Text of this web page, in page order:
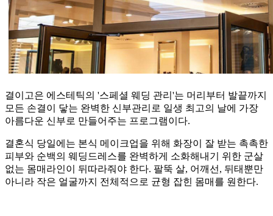
결이고은 에스테틱의 '스페셜 웨딩 관리'는 머리부터 발끝까지
모든 손결이 닿는 완벽한 신부관리로 일생 최고의 날에 가장
아름다운 신부로 만들어주는 프로그램이다.
결혼식 당일에는 본식 메이크업을 위해 화장이 잘 받는 촉촉한
피부와 순백의 웨딩드레스를 완벽하게 소화해내기 위한 군살
없는 몸매라인이 뒤따라줘야 한다. 팔뚝 살, 어깨선, 뒤태뿐만
아니라 작은 얼굴까지 전체적으로 균형 잡힌 몸매를 원한다.